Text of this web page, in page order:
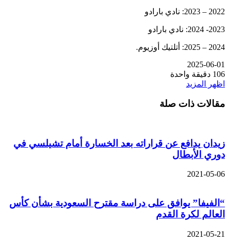
2022 – 2023: نادي بارادو
2023- 2024: نادي بارادو
2024 – 2025: أتلتيك أوزيوم.
2025-06-01
106 دقيقة واحدة
اظهر المزيد
مقالات ذات صلة
زيدان يدافع عن قراراته بعد الخسارة أمام تشيلسي في
دوري الأبطال
2021-05-06
“الفيفا” يوافق على دراسة مقترح السعودية بشأن كأس
العالم لكرة القدم
2021-05-21